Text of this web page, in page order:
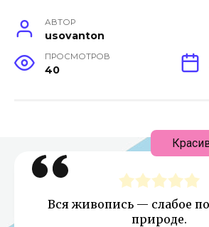
АВТОР
usovanton
ПРОСМОТРОВ
40
Вся живопись — слабое
природе.